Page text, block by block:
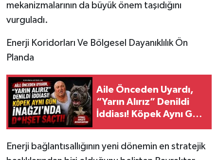
mekanizmalarının da büyük önem taşıdığını
vurguladı.
Enerji Koridorları Ve Bölgesel Dayanıklılık Ön
Planda
Aile Önceden Uyardı,
“Yarın Alırız” Denildi
İddiası! Köpek Aynı Gün
Enerji bağlantısallığının yeni dönemin en stratejik